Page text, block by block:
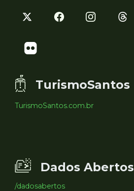
TurismoSantos
TurismoSantos.com.br
Dados Abertos
/dadosabertos